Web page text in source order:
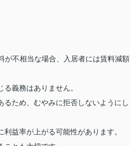
が不相当な場合、入居者には賃料減額
義務はありません。
ため、むやみに拒否しないようにし
益率が上がる可能性があります。